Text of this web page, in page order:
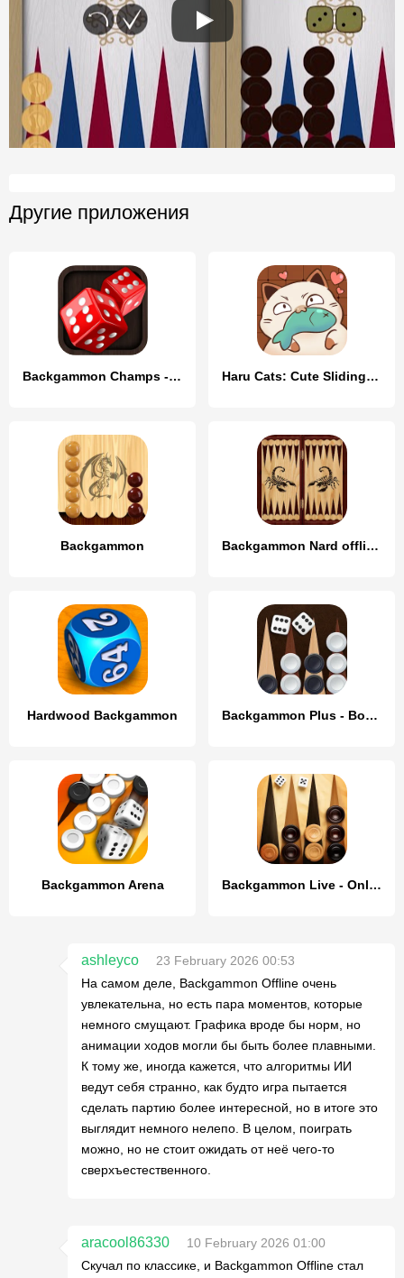
Другие приложения
Backgammon Champs - Board Game Haru Cats: Cute Sliding Puzzle
Backgammon Backgammon Nard offline online
Hardwood Backgammon Backgammon Plus - Board Game
Backgammon Arena Backgammon Live - Online Games
ashleyco
23 February 2026 00:53
На самом деле, Backgammon Offline очень
увлекательна, но есть пара моментов, которые
немного смущают. Графика вроде бы норм, но
анимации ходов могли бы быть более плавными.
К тому же, иногда кажется, что алгоритмы ИИ
ведут себя странно, как будто игра пытается
сделать партию более интересной, но в итоге это
выглядит немного нелепо. В целом, поиграть
можно, но не стоит ожидать от неё чего-то
сверхъестественного.
aracool86330
10 February 2026 01:00
Скучал по классике, и Backgammon Offline стал